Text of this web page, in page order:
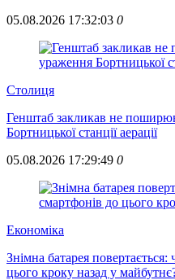
05.08.2026 17:32:03 0
Столиця
Генштаб закликав не
Бортницької станції аерації
05.08.2026 17:29:49 0
Економіка
Знімна батарея
цього кроку назад у